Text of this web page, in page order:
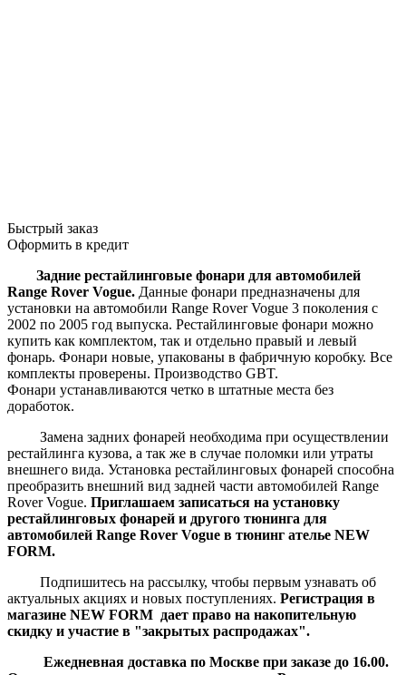
Быстрый заказ
Оформить в кредит
Задние рестайлинговые фонари для автомобилей
Range Rover Vogue. Данные фонари предназначены для
установки на автомобили Range Rover Vogue 3 поколения с
2002 по 2005 год выпуска. Рестайлинговые фонари можно
купить как комплектом, так и отдельно правый и левый
фонарь. Фонари новые, упакованы в фабричную коробку. Все
комплекты проверены. Производство GBT.
Фонари устанавливаются четко в штатные места без
доработок.
Замена задних фонарей необходима при осуществлении
рестайлинга кузова, а так же в случае поломки или утраты
внешнего вида. Установка рестайлинговых фонарей способна
преобразить внешний вид задней части автомобилей Range
Rover Vogue. Приглашаем записаться на установку
рестайлинговых фонарей и другого тюнинга для
автомобилей Range Rover Vogue в тюнинг ателье NEW
FORM.
Подпишитесь на рассылку, чтобы первым узнавать об
актуальных акциях и новых поступлениях. Регистрация в
магазине NEW FORM дает право на накопительную
скидку и участие в "закрытых распродажах".
Ежедневная доставка по Москве при заказе до 16.00.